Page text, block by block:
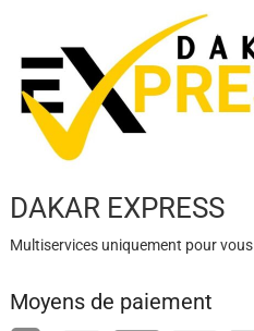
DAKAR EXPRESS
Multiservices uniquement pour vous
Moyens de paiement